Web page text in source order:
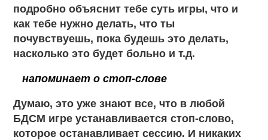
подробно объяснит тебе суть игры, что и
как тебе нужно делать, что ты
почувствуешь, пока будешь это делать,
насколько это будет больно и т.д.
напоминает о стоп-слове
Думаю, это уже знают все, что в любой
БДСМ игре устанавливается стоп-слово,
которое останавливает сессию. И никаких